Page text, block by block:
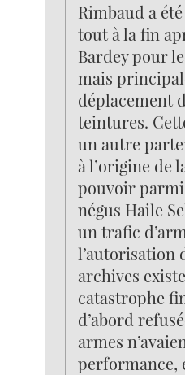
Rimbaud a
tout à la fin
Bardey pour
mais
déplacement
teintures.
un autre
à l’origine de
pouvoir parmi
négus Haile
un trafic
l’autorisation
archives
catastrophe
d’abord
armes
performance,